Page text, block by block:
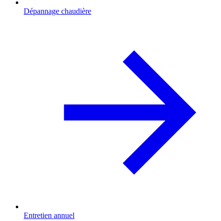
Dépannage chaudière
Entretien annuel